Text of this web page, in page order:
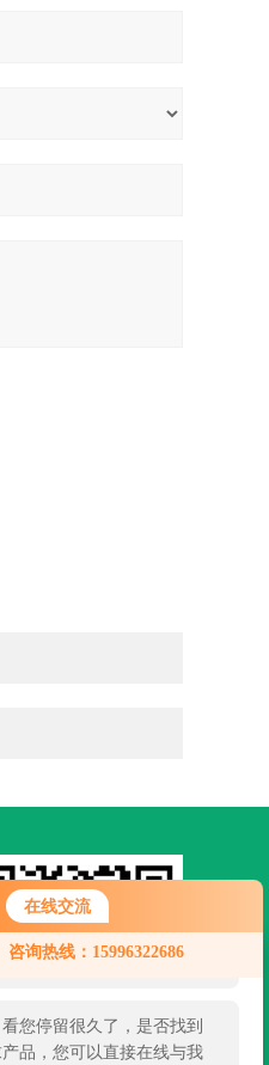
在线交流
咨询热线：15996322686
迎前来咨询，很高兴为您
请问您要咨询什么问题呢？
您停留很久了，是否找到
品，您可以直接在线与我